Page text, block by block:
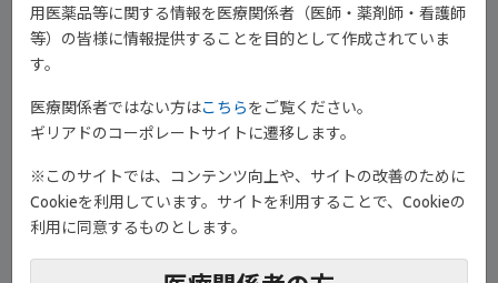
RAの病態に関与する重要なサイトカインは、JAK1を含むペアを介
して シグナルを伝達します。
用医薬品等に関する情報を医療関係者（医師・薬剤師・看護師
等）の皆様に情報提供することを目的として作成されていま
す。
医療関係者ではない方はこちらをご覧ください。
ギリアドのコーポレートサイトに遷移します。
※このサイトでは、コンテンツ向上や、サイトの改善のために
Cookieを利用しています。サイトを利用することで、Cookieの
利用に同意するものとします。